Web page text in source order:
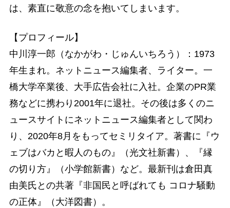
は、素直に敬意の念を抱いてしまいます。
【プロフィール】
中川淳一郎（なかがわ・じゅんいちろう）：1973
年生まれ。ネットニュース編集者、ライター。一
橋大学卒業後、大手広告会社に入社。企業のPR業
務などに携わり2001年に退社。その後は多くのニ
ュースサイトにネットニュース編集者として関わ
り、2020年8月をもってセミリタイア。著書に『ウ
ェブはバカと暇人のもの』（光文社新書）、『縁
の切り方』（小学館新書）など。最新刊は倉田真
由美氏との共著『非国民と呼ばれても コロナ騒動
の正体』（大洋図書）。